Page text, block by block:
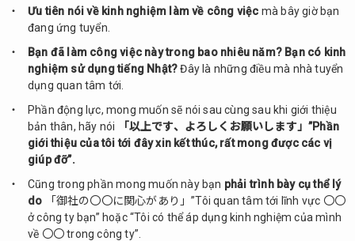
Tổng
kết
Ưu tiên nói về kinh nghiệm làm về công việc mà bây giờ bạn
đang ứng tuyển.
Bạn đã làm công việc này trong bao nhiêu năm? Bạn có kinh
nghiệm sử dụng tiếng Nhật?Đây là những điều mà nhà tuyển
dụng quan tâm tới.
Phần động lực, mong muốn sẽ nói sau cùng sau khi giới thiệu
bản thân, hãy nói
「以上です、よろしくお願いします」”Phần
giới thiệu của tôi tới đây xin kết thúc, rất mong được các vị
giúp đỡ”.
Cũng trong phần mong muốn này bạn phải trình bày cụ thể lý
do 「御社の〇〇に関心があり」”Tôi quan tâm tới lĩnh vực 〇〇
ở công ty bạn” hoặc “Tôi có thể áp dụng kinh nghiệm của mình
về 〇〇 trong công ty”.